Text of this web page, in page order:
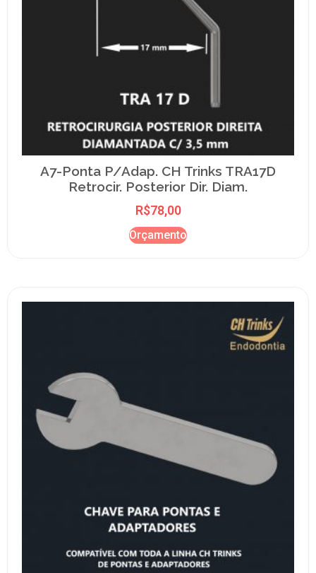
A7-Ponta P/Adap. CH Trinks TRA17D
Retrocir. Posterior Dir. Diam.
R$78,00
Orçamento